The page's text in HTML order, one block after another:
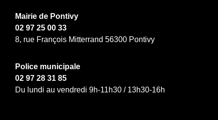
Mairie de Pontivy
02 97 25 00 33
8, rue François Mitterrand 56300 Pontivy
Police municipale
02 97 28 31 85
Du lundi au vendredi 9h-11h30 / 13h30-16h